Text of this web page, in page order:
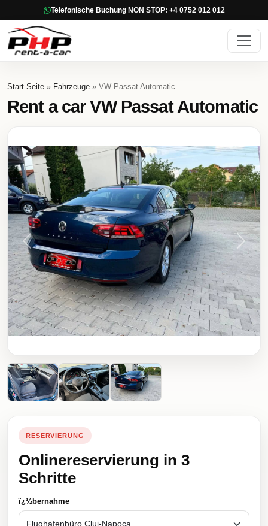
Telefonische Buchung NON STOP: +4 0752 012 012
Start Seite » Fahrzeuge » VW Passat Automatic
Rent a car VW Passat Automatic
Previous Next
RESERVIERUNG
Onlinereservierung in 3
Schritte
ï¿½bernahme